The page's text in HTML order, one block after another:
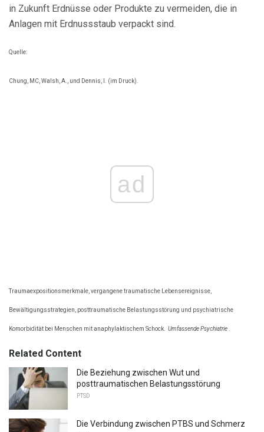
in Zukunft Erdnüsse oder Produkte zu vermeiden, die in
Anlagen mit Erdnussstaub verpackt sind.
Quelle:
Chung, MC, Walsh, A., und Dennis, I. (im Druck).
ad
Traumaexpositionsmerkmale, vergangene traumatische Lebensereignisse,
Bewältigungsstrategien, posttraumatische Belastungsstörung und psychiatrische
Komorbidität bei Menschen mit anaphylaktischem Schock. Umfassende Psychiatrie.
Related Content
Die Beziehung zwischen Wut und
posttraumatischen Belastungsstörung
PTSD
Die Verbindung zwischen PTBS und Schmerz